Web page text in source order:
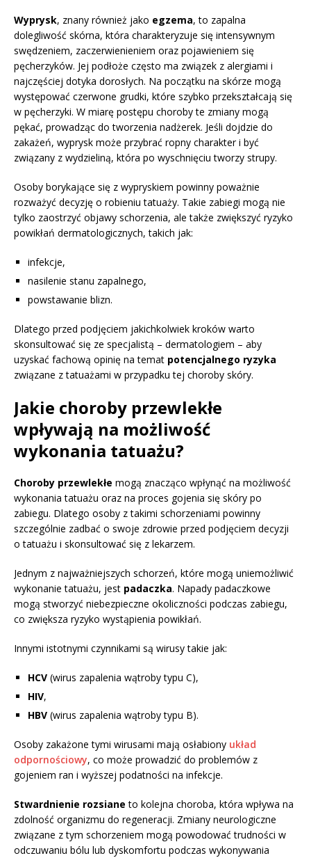
Wyprysk, znany również jako egzema, to zapalna
dolegliwość skórna, która charakteryzuje się intensywnym
swędzeniem, zaczerwienieniem oraz pojawieniem się
pęcherzyków. Jej podłoże często ma związek z alergiami i
najczęściej dotyka dorosłych. Na początku na skórze mogą
występować czerwone grudki, które szybko przekształcają się
w pęcherzyki. W miarę postępu choroby te zmiany mogą
pękać, prowadząc do tworzenia nadżerek. Jeśli dojdzie do
zakażeń, wyprysk może przybrać ropny charakter i być
związany z wydzieliną, która po wyschnięciu tworzy strupy.
Osoby borykające się z wypryskiem powinny poważnie
rozważyć decyzję o robieniu tatuaży. Takie zabiegi mogą nie
tylko zaostrzyć objawy schorzenia, ale także zwiększyć ryzyko
powikłań dermatologicznych, takich jak:
infekcje,
nasilenie stanu zapalnego,
powstawanie blizn.
Dlatego przed podjęciem jakichkolwiek kroków warto
skonsultować się ze specjalistą – dermatologiem – aby
uzyskać fachową opinię na temat potencjalnego ryzyka
związane z tatuażami w przypadku tej choroby skóry.
Jakie choroby przewlekłe
wpływają na możliwość
wykonania tatuażu?
Choroby przewlekłe mogą znacząco wpłynąć na możliwość
wykonania tatuażu oraz na proces gojenia się skóry po
zabiegu. Dlatego osoby z takimi schorzeniami powinny
szczególnie zadbać o swoje zdrowie przed podjęciem decyzji
o tatuażu i skonsultować się z lekarzem.
Jednym z najważniejszych schorzeń, które mogą uniemożliwić
wykonanie tatuażu, jest padaczka. Napady padaczkowe
mogą stworzyć niebezpieczne okoliczności podczas zabiegu,
co zwiększa ryzyko wystąpienia powikłań.
Innymi istotnymi czynnikami są wirusy takie jak:
HCV (wirus zapalenia wątroby typu C),
HIV,
HBV (wirus zapalenia wątroby typu B).
Osoby zakażone tymi wirusami mają osłabiony układ
odpornościowy, co może prowadzić do problemów z
gojeniem ran i wyższej podatności na infekcje.
Stwardnienie rozsiane to kolejna choroba, która wpływa na
zdolność organizmu do regeneracji. Zmiany neurologiczne
związane z tym schorzeniem mogą powodować trudności w
odczuwaniu bólu lub dyskomfortu podczas wykonywania